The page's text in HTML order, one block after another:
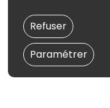
Paramétrer
Refuser